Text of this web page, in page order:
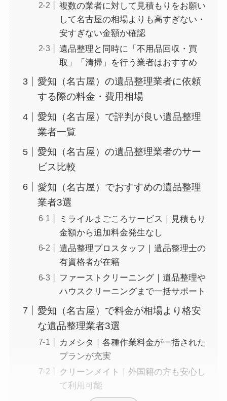
複数の業者に対して見積もりをお願い
して名古屋の相場よりも高すぎない・
安すぎない金額か確認
遺品整理と同時に「不用品回収・買
取」「清掃」を行う業者はおすすめ
愛知（名古屋）の遺品整理業者に依頼
する際の料金・費用相場
愛知（名古屋）で評判が良い遺品整理
業者一覧
愛知（名古屋）の遺品整理業者のサー
ビス比較
愛知（名古屋）でおすすめの遺品整理
業者3選
ミライルまごころサービス｜見積もり
金額から追加料金発生なし
遺品整理プロスタッフ｜遺品整理士の
有資格者が在籍
ファーストクリーニング｜遺品整理や
ハウスクリーニングまで一括サポート
愛知（名古屋）で料金が相場より格安
な遺品整理業者3選
カメシタ｜各種作業料金が一括された
プランが充実
クリーンメイト｜外国籍の方も安心し
て利用可能